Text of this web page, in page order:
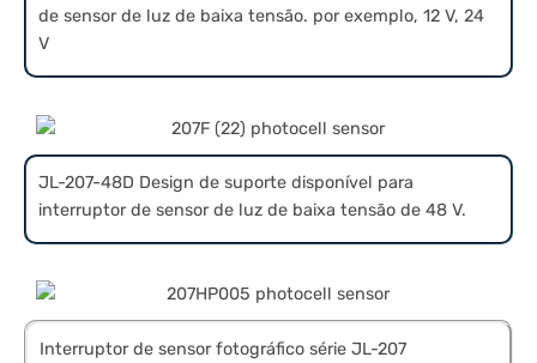
de sensor de luz de baixa tensão. por exemplo, 12 V, 24
V
JL-207-48D Design de suporte disponível para
interruptor de sensor de luz de baixa tensão de 48 V.
Interruptor de sensor fotográfico série JL-207